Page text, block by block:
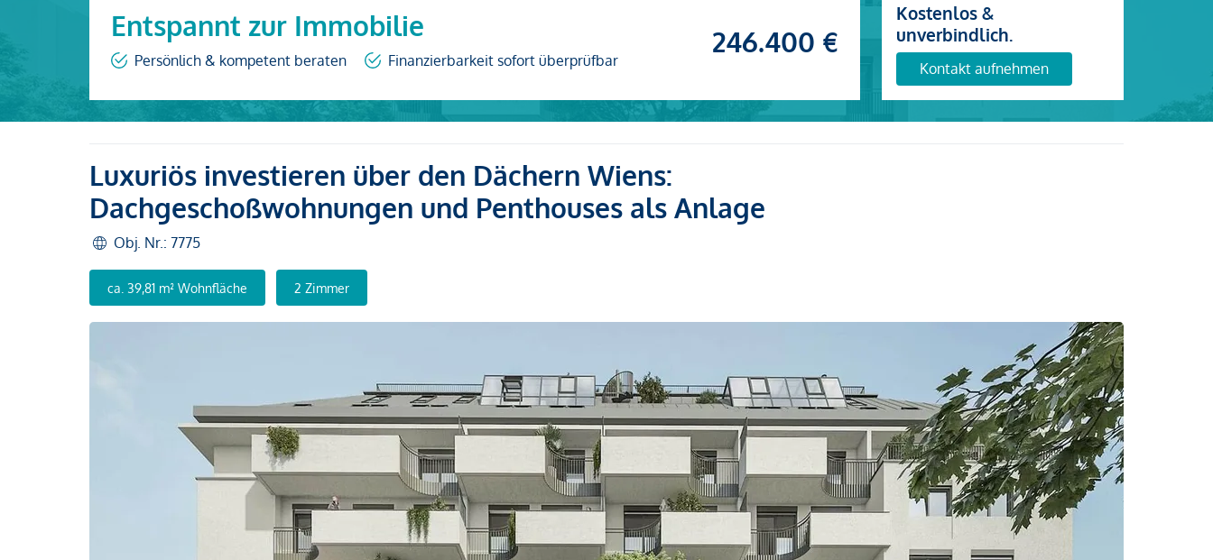
Entspannt zur Immobilie
Persönlich & kompetent beraten Finanzierbarkeit sofort überprüfbar
246.400 €
Kostenlos &
unverbindlich.
Kontakt aufnehmen
Luxuriös investieren über den Dächern Wiens:
Dachgeschoßwohnungen und Penthouses als Anlage
Obj. Nr.: 7775
ca. 39,81 m² Wohnfläche 2 Zimmer